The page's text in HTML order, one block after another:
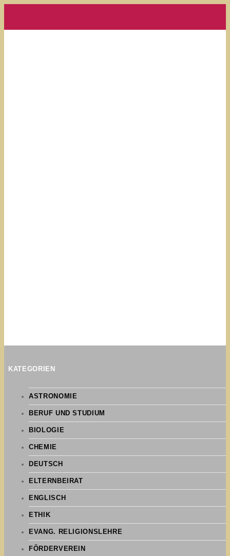
KATEGORIEN
ASTRONOMIE
BERUF UND STUDIUM
BIOLOGIE
CHEMIE
DEUTSCH
ELTERNBEIRAT
ENGLISCH
ETHIK
EVANG. RELIGIONSLEHRE
FÖRDERVEREIN